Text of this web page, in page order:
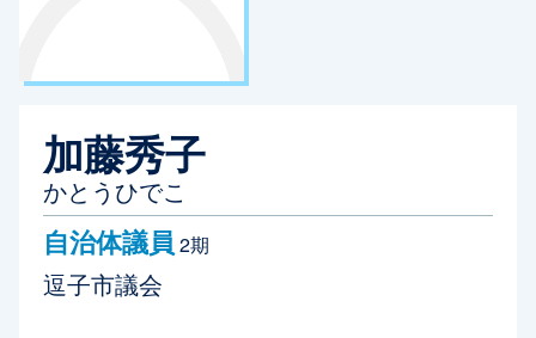
加藤秀子
かとうひでこ
自治体議員 2期
逗子市議会